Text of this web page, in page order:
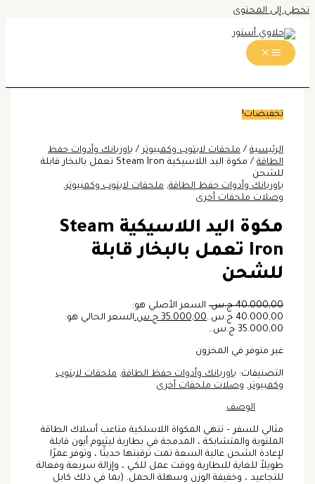
تخطي إلى المحتوى
تخفيضات!
الرئيسية /ملحقات لابتوب وكمبيوتر/ باوربانك وأدوات حفظ
الطاقة
/ مكوة اليد اللاسيكية Steam Iron تعمل بالبخار قابلة
للشحن
باوربانك وأدوات حفظ الطاقة,ملحقات لابتوب وكمبيوتر,
وصلات ملحقات أخرى
مكوة اليد اللاسيكية Steam
Iron تعمل بالبخار قابلة
للشحن
40.000,00 ج.س. السعر الأصلي هو:
40.000,00 ج.س..
35.000,00 ج.س.السعر الحالي هو:
35.000,00 ج.س..
غير متوفر في المخزون
التصنيفات: باوربانك وأدوات حفظ الطاقة, ملحقات لابتوب
وكمبيوتر, وصلات ملحقات أخرى
الوصف
مثالي للسفر – تنهي المكواة اللاسلكية متاعب أسلاك الطاقة
الملتوية والمتشابكة ، المدمجة في بطارية ليثيوم أيون قابلة
لإعادة الشحن عالية السعة تمت ترقيتها حديثًا ، وتوفر عمرًا
طويلاً للغاية للبطارية ووقت عمل للكي ، وإزالة سريعة وفعالة
للتجاعيد ، وخفيفة الوزن وسهلة الحمل. (بما في ذلك كابل